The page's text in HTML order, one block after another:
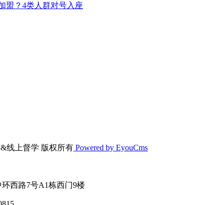
盟？4类人群对号入座
线上督学 版权所有 Powered by EyouCms
西路7号A1栋西门9楼